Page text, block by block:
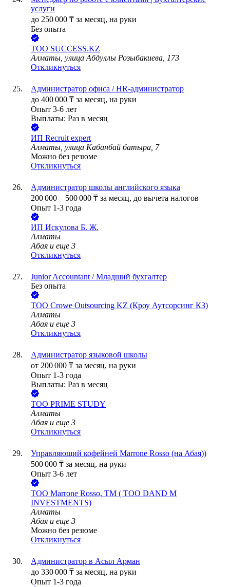
услуги
до 250 000 ₸ за месяц, на руки
Без опыта
ТОО SUCCESS.KZ
Алматы, улица Абдуллы Розыбакиева, 173
Откликнуться
Администратор офиса / HR-администратор
до 400 000 ₸ за месяц, на руки
Опыт 3-6 лет
Выплаты: Раз в месяц
ИП Recruit expert
Алматы, улица Кабанбай батыра, 7
Можно без резюме
Откликнуться
Администратор школы английского языка
200 000 – 500 000 ₸ за месяц, до вычета налогов
Опыт 1-3 года
ИП Искулова Б. Ж.
Алматы
Абая и еще 3
Откликнуться
Junior Accountant / Младший бухгалтер
Без опыта
ТОО Crowe Outsourcing KZ (Кроу Аутсорсинг КЗ)
Алматы
Абая и еще 3
Откликнуться
Администратор языковой школы
от 200 000 ₸ за месяц, на руки
Опыт 1-3 года
Выплаты: Раз в месяц
ТОО PRIME STUDY
Алматы
Абая и еще 3
Откликнуться
Управляющий кофейней Marrone Rosso (на Абая))
500 000 ₸ за месяц, на руки
Опыт 3-6 лет
ТОО Marrone Rosso, ТМ ( ТОО DAND M
INVESTMENTS)
Алматы
Абая и еще 3
Можно без резюме
Откликнуться
Администратор в Асыл Арман
до 330 000 ₸ за месяц, на руки
Опыт 1-3 года